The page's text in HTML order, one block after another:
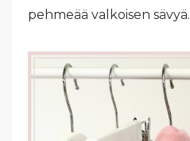
pehmeää valkoisen sävyä.